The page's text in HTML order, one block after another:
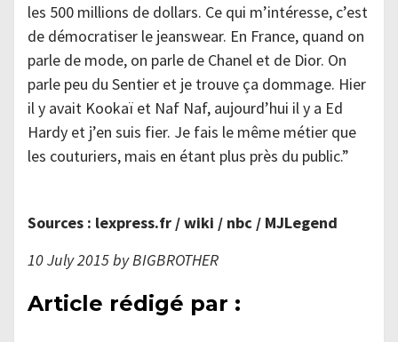
les 500 millions de dollars. Ce qui m’intéresse, c’est
de démocratiser le jeanswear. En France, quand on
parle de mode, on parle de Chanel et de Dior. On
parle peu du Sentier et je trouve ça dommage. Hier
il y avait Kookaï et Naf Naf, aujourd’hui il y a Ed
Hardy et j’en suis fier. Je fais le même métier que
les couturiers, mais en étant plus près du public.”
Sources : lexpress.fr / wiki / nbc / MJLegend
10 July 2015 by BIGBROTHER
Article rédigé par :